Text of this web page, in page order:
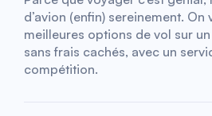
d’avion (enfin) sereinement.
meilleures options de vol sur
sans frais cachés, avec un
compétition.